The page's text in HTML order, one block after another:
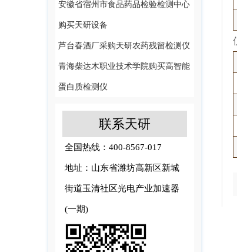
安徽省宿州市食品药品检验检测中心
购买天研设备
芦台春酒厂采购天研农药残留检测仪
青海柴达木职业技术学院购买高智能
蛋白质检测仪
联系天研
全国热线：400-8567-017
地址：山东省潍坊高新区新城
街道玉清社区光电产业加速器
(一期)